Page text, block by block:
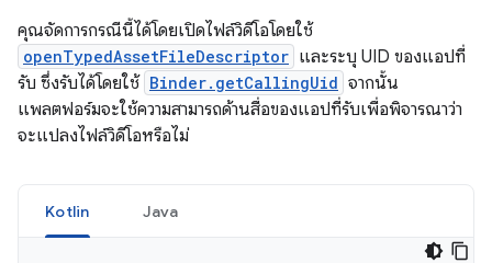
คุณจัดการกรณีนี้ได้โดยเปิดไฟล์วิดีโอโดยใช้
openTypedAssetFileDescriptor และระบุ UID ของแอปที่
รับ ซึ่งรับได้โดยใช้ Binder.getCallingUid จากนั้น
แพลตฟอร์มจะใช้ความสามารถด้านสื่อของแอปที่รับเพื่อพิจารณาว่า
จะแปลงไฟล์วิดีโอหรือไม่
Kotlin Java